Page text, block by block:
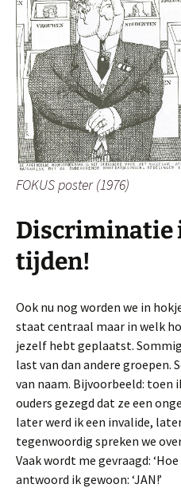
FOKUS poster (1976)
Discriminatie
tijden!
Ook nu nog worden we in
staat centraal maar in welk
jezelf hebt geplaatst.
last van dan andere groepen.
van naam. Bijvoorbeeld: toen
ouders gezegd dat ze een
later werd ik een invalide,
tegenwoordig spreken we
Vaak wordt me gevraagd:
antwoord ik gewoon: ‘JAN!’